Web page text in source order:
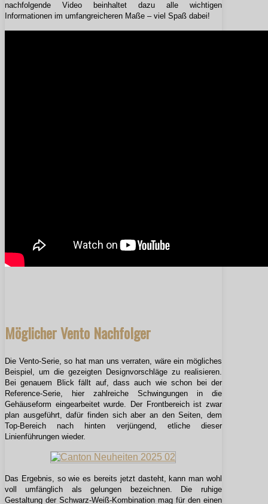
nachfolgende Video beinhaltet dazu alle wichtigen
Informationen im umfangreicheren Maße – viel Spaß dabei!
Möglicher Vento Nachfolger
Die Vento-Serie, so hat man uns verraten, wäre ein mögliches
Beispiel, um die gezeigten Designvorschläge zu realisieren.
Bei genauem Blick fällt auf, dass auch wie schon bei der
Reference-Serie, hier zahlreiche Schwingungen in die
Gehäuseform eingearbeitet wurde. Der Frontbereich ist zwar
plan ausgeführt, dafür finden sich aber an den Seiten, dem
Top-Bereich nach hinten verjüngend, etliche dieser
Linienführungen wieder.
Das Ergebnis, so wie es bereits jetzt dasteht, kann man wohl
voll umfänglich als gelungen bezeichnen. Die ruhige
Gestaltung der Schwarz-Weiß-Kombination mag für den einen